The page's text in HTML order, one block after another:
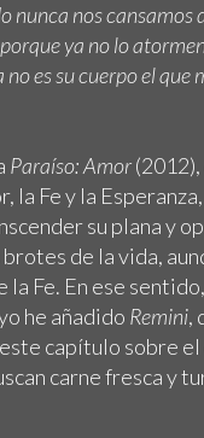
nunca nos
ya no lo
es su cuerpo el que
Paraíso: Amor
la Fe y la
su plana y
de la vida,
Fe. En ese
he añadido Remini,
capítulo sobre
carne fresca y